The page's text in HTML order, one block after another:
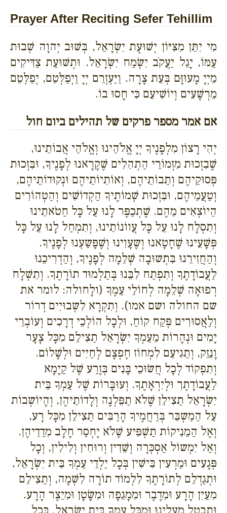
Prayer After Reciting Sefer Tehillim
מִי יִתֵּן מִצִּיּוֹן יְשׁוּעֻת יִשְׂרָאֵל, בְּשׁוּב יְהוָה שְׁבוּת
עַמּוֹ, יָגֵל יַעֲקֹב יִשְׂמַח יִשְׂרָאֵל. וּתְשׁוּעַת צַדִּיקִים
מֵיְיָ מָעוּזָּם בְּעֵת צָרָה. וַיַּעְזְרֵם יְיָ וַיְפַלְּטֵם, יְפַלְּטֵם
מֵרְשָׁעִים וְיוֹשִׁיעֵם כִּי חָסוּ בוֹ.
אם אמר מספר פרקים של תהילים ביום חול
יְהִי רָצוֹן מִלְפָנֶיךָ יְיָ אֱלֹהֵינוּ וְאֱלֹהֵי אֲבוֹתֵינוּ,
שֶׁבִזְכוּת מִזְמוֹרֵי הַתְהִלִים שֶׁקָרָאנוּ לְפָנֶיךָ, וּבִּזְכוּת
פְּסוּקֵיהֶם וְתֵבוֹתֵיהֶם, וְאוֹתִיוֹתֵיהֶם וּנְקוּדוֹתֵיהֶם,
וְטַעֲמֵיהֶם, וּבִּזְכוּת שְׁמוֹתֶיךָ הַקְדוֹשִׁים וְהַטְהוֹרִים
הַיוֹצְאִים מֵהֶם. שֶׁתְכַפֶּר לָנוּ עַל כָּל חַטֹאתֵינוּ
וְתִסְלָח לָנוּ עַל כָּל עֲווֹנוֹתֵינוּ, וְתִמְחַל לָנוּ עַל כָּל
פְּשָׁעֵינוּ שֶׁחָטָאנוּ וְשֶעָוִינוּ וְשֶׁפָּשַעְנוּ לְפָנֶיךָ.
וְהַחֲזִירֵנוּ בִּתְשוּבָה שְׁלֵמָה לְפָנֶיךָ, וְהַדְרִיכֵנוּ
לַעֲבוֹדָתֶךָ וְתִפְתַח לִבֵּנוּ בְּתַלְמוּד תוֹרָתֶךָ. וְתִשְׁלָח
רְפוּאָה שְׁלֵמָה לְחוֹלֵי עַמֶךָ (ולָחולה: לומר את
שם החולה ושם אמו). וְתִקְרָא לִשְבוּיִים דְרוֹר
וְלַאֲסוּרִים פְּקַח קוֹחַ, וּלְכָל הוֹלְכֵי דְרָכִים וְעוֹבְרֵי
יָמִים וּנְהָרוֹת מֵעַמְךָ יִשְׂרָאֵל תַצִילֵם מִכָּל צָעָר
וָנֵזֵק, וְתַגִיעֵם לִמְחוֹז חֶפְצָם לְחַיִים וּלְשָׁלוֹם.
וְתִפְקוֹד לְכָל חֲשׂוּכֵי בָּנִים בְּזֶרַע שֶׁל קַיָמָא
לַעֲבוֹדָתֶך וּלְיִרְאָתֶךָ. וְעוּבָּרוֹת שֶׁל עַמְךָ בֵּית
יִשְׂרָאֵל תַצִילֵן שֶׁלֹא תַפֵּלְנָה וְלָדוֹתֵיהֶן, וְהָיוֹשְבוֹת
עַל הַמַשְבֵּר בְּרַחֲמֶיךָ הָרַבִּים תַצִילֵן מִכָּל רָע,
וְאֶל הַמֵנִיקוֹת תַשְׁפִּיע שֶׁלֹא יֶחְסַר חָלָב מִדַדֵיהֶן.
וְאַל יִמְשוֹל אַסְכְּרָה וְשֵׁדִין וְרוּחִין וְלִילִין, וְכָל
פְּגָעִים וּמַרְעִין בִּישִׁין בְּכָל יַלְדֵי עַמְךָ בֵּית יִשְׂרָאֵל,
וּתְגַדְלֵם לְתוֹרָתֶךָ לִלְמוֹד תוֹרָה לִשְׁמָה, וְתַצִילֵם
מִעַיִן הָרָע וּמִדֶבֶר וּמִמָגֵפָה וּמִשָׂטָן וּמִיֵצֶר הָרָע.